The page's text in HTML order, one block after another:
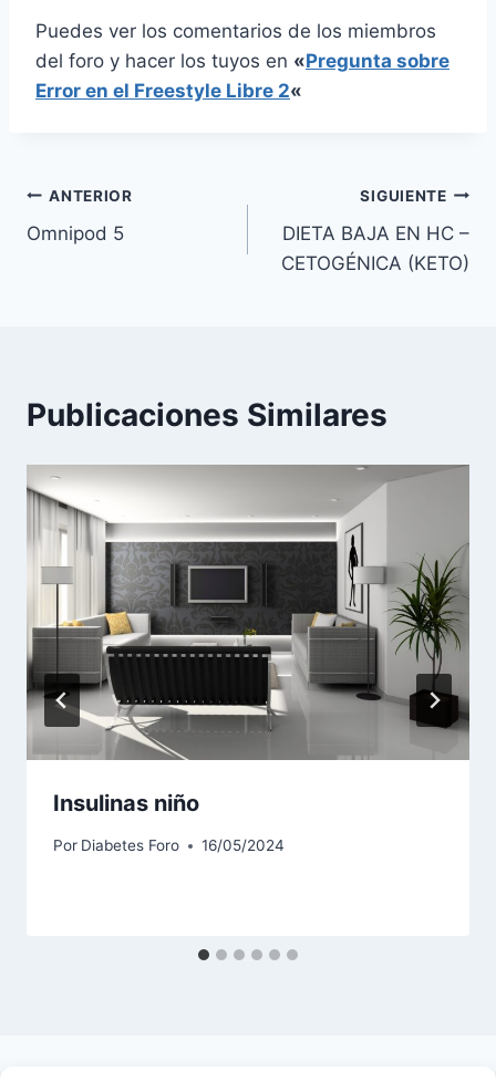
Puedes ver los comentarios de los miembros
del foro y hacer los tuyos en «Pregunta sobre
Error en el Freestyle Libre 2«
Navegación
de
ANTERIOR
Omnipod 5
SIGUIENTE
DIETA BAJA EN HC –
CETOGÉNICA (KETO)
Publicaciones Similares
Insulinas niño
Por Diabetes Foro 16/05/2024